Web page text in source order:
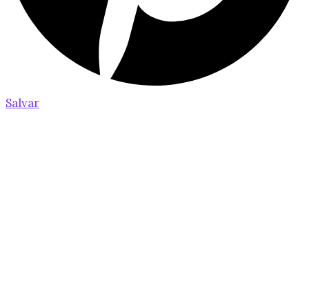
Salvar